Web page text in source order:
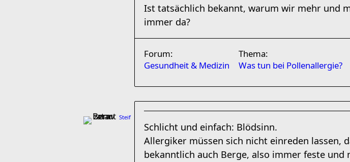
Ist tatsächlich bekannt, warum wir mehr und
immer da?
Forum:
Gesundheit & Medizin
Thema:
Was tun bei Pollenallergie?
Steif
Schlicht und einfach: Blödsinn.
Allergiker müssen sich nicht einreden lassen,
bekanntlich auch Berge, also immer feste und